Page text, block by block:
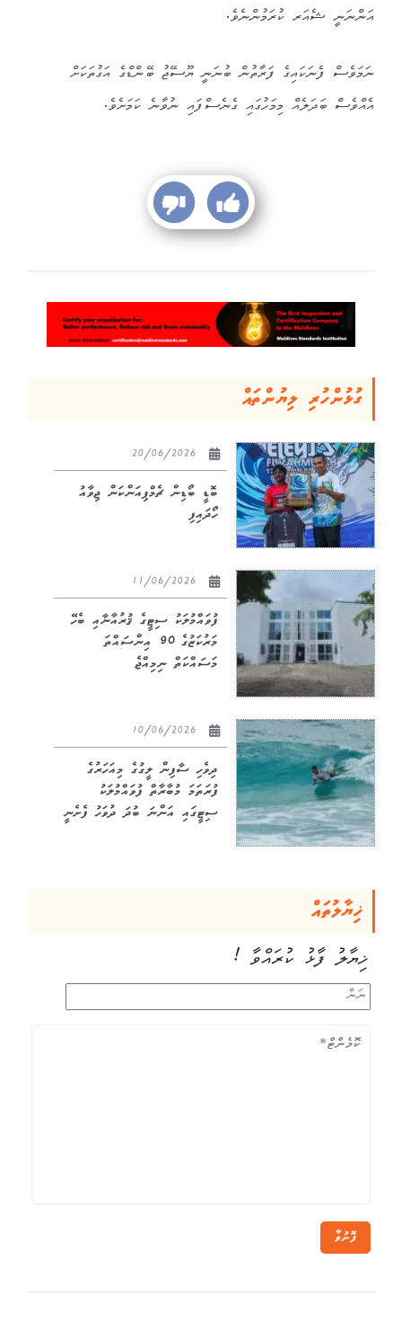
އަންނަނީ ޝެއަރ ކުރަމުންނެވެ.
ނަމަވެސް ފެނަކައިގެ ފަރާތުން ބުނަނީ ޔޫސޭޖު ބޭންޑްގެ އަގުތަކަށް
އެއްވެސް ބަދަލެއް މިމަހުގައި ގެނެސްފައި ނުވާނެ ކަމަށެވެ.
ގުޅުންހުރި ލިޔުންތައް
ބޮޑީ ބޯޑިން ޗެމްޕިއަންކަން ޖިވާއު
ހޯދައިފި
ފުވައްމުލަކު ސިޓީގެ ޤުރުއާނާއި ބެހޭ
މަރުކަޒުގެ 90 އިންސައްތަ
މަސައްކަތް ނިމިއްޖެ
ދިވެހި ސާފިން ލީގުގެ މިއަހަރުގެ
ފުރަތަމަ މުބާރާތް ފުވައްމުލަކު
ސިޓީގައި އަންނަ ބުދަ ދުވަހު ފެށެނީ
ޚިޔާލުތައް
ޚިޔާލު ފާޅު ކުރައްވާ !
ފޮނުވާ